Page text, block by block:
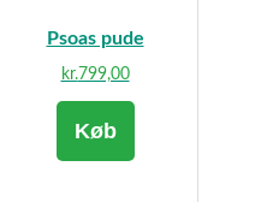
Psoas pude
kr.799,00
Køb